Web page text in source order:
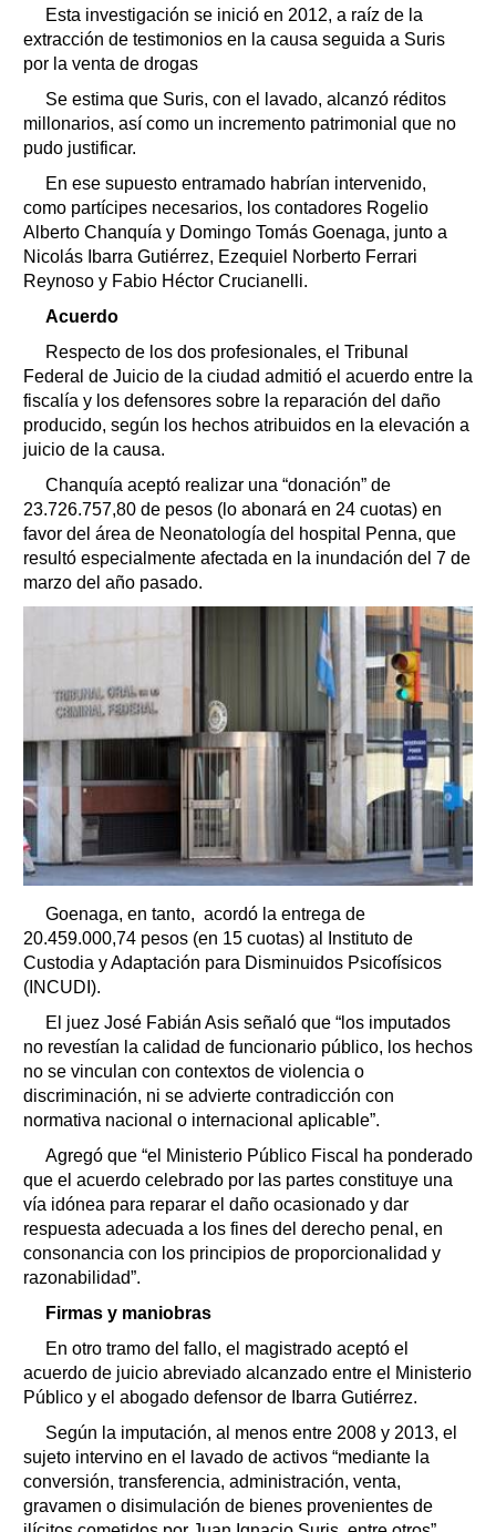
Esta investigación se inició en 2012, a raíz de la
extracción de testimonios en la causa seguida a Suris
por la venta de drogas
Se estima que Suris, con el lavado, alcanzó réditos
millonarios, así como un incremento patrimonial que no
pudo justificar.
En ese supuesto entramado habrían intervenido,
como partícipes necesarios, los contadores Rogelio
Alberto Chanquía y Domingo Tomás Goenaga, junto a
Nicolás Ibarra Gutiérrez, Ezequiel Norberto Ferrari
Reynoso y Fabio Héctor Crucianelli.
Acuerdo
Respecto de los dos profesionales, el Tribunal
Federal de Juicio de la ciudad admitió el acuerdo entre la
fiscalía y los defensores sobre la reparación del daño
producido, según los hechos atribuidos en la elevación a
juicio de la causa.
Chanquía aceptó realizar una “donación” de
23.726.757,80 de pesos (lo abonará en 24 cuotas) en
favor del área de Neonatología del hospital Penna, que
resultó especialmente afectada en la inundación del 7 de
marzo del año pasado.
Goenaga, en tanto, acordó la entrega de
20.459.000,74 pesos (en 15 cuotas) al Instituto de
Custodia y Adaptación para Disminuidos Psicofísicos
(INCUDI).
El juez José Fabián Asis señaló que “los imputados
no revestían la calidad de funcionario público, los hechos
no se vinculan con contextos de violencia o
discriminación, ni se advierte contradicción con
normativa nacional o internacional aplicable”.
Agregó que “el Ministerio Público Fiscal ha ponderado
que el acuerdo celebrado por las partes constituye una
vía idónea para reparar el daño ocasionado y dar
respuesta adecuada a los fines del derecho penal, en
consonancia con los principios de proporcionalidad y
razonabilidad”.
Firmas y maniobras
En otro tramo del fallo, el magistrado aceptó el
acuerdo de juicio abreviado alcanzado entre el Ministerio
Público y el abogado defensor de Ibarra Gutiérrez.
Según la imputación, al menos entre 2008 y 2013, el
sujeto intervino en el lavado de activos “mediante la
conversión, transferencia, administración, venta,
gravamen o disimulación de bienes provenientes de